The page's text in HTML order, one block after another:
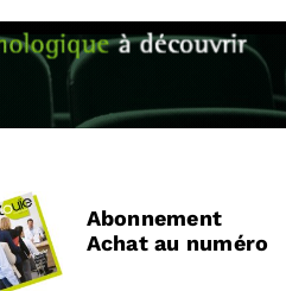
Abonnement
Achat au numéro